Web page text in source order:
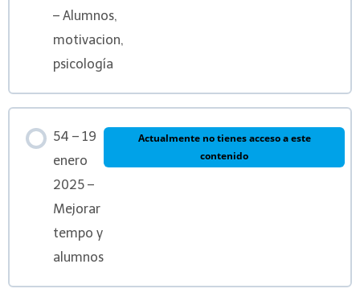
– Alumnos,
motivacion,
psicología
54 – 19
enero
2025 –
Mejorar
tempo y
alumnos
Actualmente no tienes acceso a este
contenido